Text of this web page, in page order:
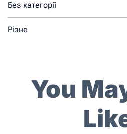
Без категорії
Різне
You